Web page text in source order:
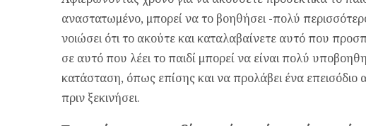
αναστατωμένο, μπορεί να το βοηθήσει -πολύ
νοιώσει ότι το ακούτε και καταλαβαίνετε αυτό που
σε αυτό που λέει το παιδί μπορεί να είναι πολύ
κατάσταση, όπως επίσης και να προλάβει ένα επεισόδιο
πριν ξεκινήσει.